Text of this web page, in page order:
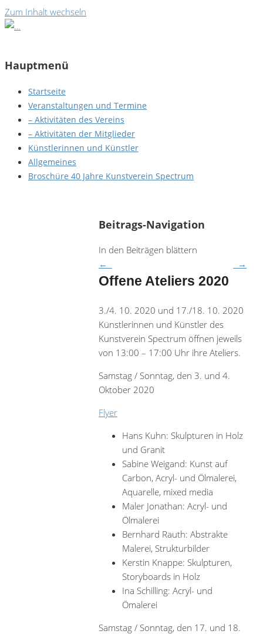
Zum Inhalt wechseln
Hauptmenü
Startseite
Veranstaltungen und Termine
– Aktivitäten des Vereins
– Aktivitäten der Mitglieder
Künstlerinnen und Künstler
Allgemeines
Broschüre 40 Jahre Kunstverein Spectrum
Beitrags-Navigation
In den Beiträgen blättern
→
←
Offene Ateliers 2020
3./4. 10. 2020 und 17./18. 10. 2020
Künstlerinnen und Künstler des
Kunstverein Spectrum öffnen jeweils
von 13:00 – 17:00 Uhr ihre Ateliers.
Samstag / Sonntag, den 3. und 4.
Oktober 2020
Flyer
Hans Kuhn: Skulpturen in Holz
und Granit
Sabine Weigand: Kunst auf
Carbon, Acryl- und Ölmalerei,
Aquarelle, mixed media
Maler Jonathan: Acryl- und
Ölmalerei
Bernhard Rauth: Abstrakte
Malerei, Strukturbilder
Kerstin Knappe: Skulpturen,
Storyboards in Holz
Ina Schilling: Acryl- und
Ömalerei
Samstag / Sonntag, den 17. und 18.